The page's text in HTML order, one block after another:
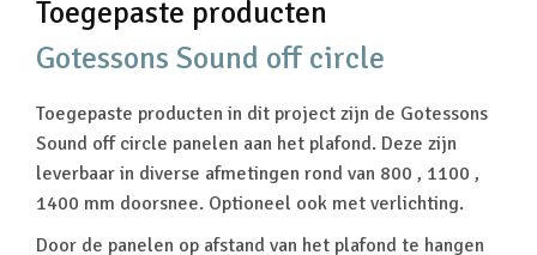
Toegepaste producten
Gotessons Sound off circle
Toegepaste producten in dit project zijn de Gotessons
Sound off circle panelen aan het plafond. Deze zijn
leverbaar in diverse afmetingen rond van 800 , 1100 ,
1400 mm doorsnee. Optioneel ook met verlichting.
Door de panelen op afstand van het plafond te hangen